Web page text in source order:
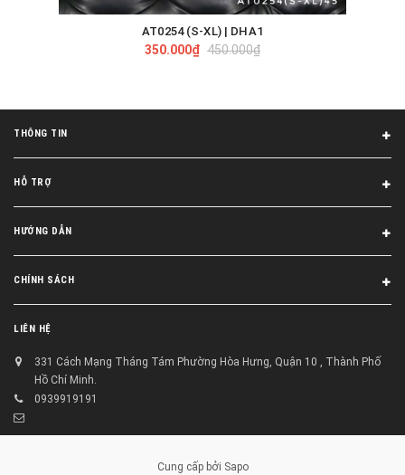
AT0254 (S-XL) | DHA1
350.000₫ 450.000₫
THÔNG TIN
HỖ TRỢ
HƯỚNG DẪN
CHÍNH SÁCH
LIÊN HỆ
331 Cách Mạng Tháng Tám Phường Hòa Hưng, Quận 10 , Thành Phố
Hồ Chí Minh.
0939919191
Cung cấp bởi Sapo